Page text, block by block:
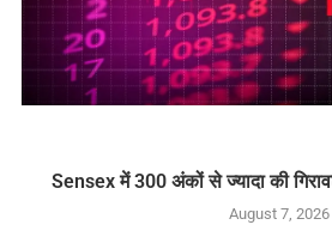
Sensex में 300 अंकों से ज्यादा की
August 7, 2026